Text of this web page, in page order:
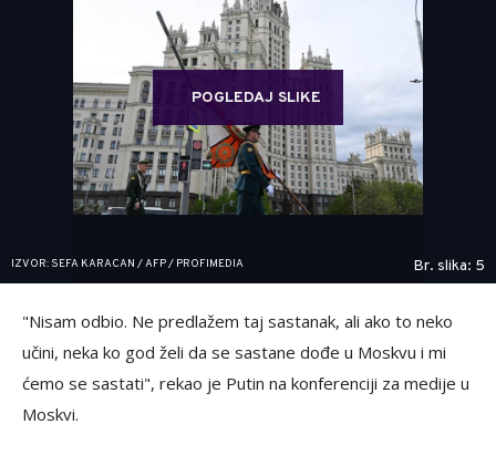
POGLEDAJ SLIKE
IZVOR: SEFA KARACAN / AFP / PROFIMEDIA Br. slika: 5
"Nisam odbio. Ne predlažem taj sastanak, ali ako to neko
učini, neka ko god želi da se sastane dođe u Moskvu i mi
ćemo se sastati", rekao je Putin na konferenciji za medije u
Moskvi.